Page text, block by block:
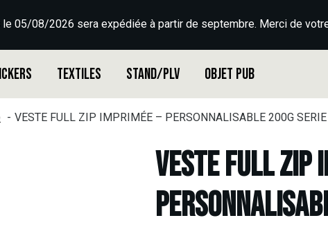
05/08/2026 sera expédiée à partir de septembre. Merci de
Textiles Stand/PLV Objet Pub
VESTE FULL ZIP IMPRIMÉE – PERSONNALISABLE 200G
VESTE FULL ZIP